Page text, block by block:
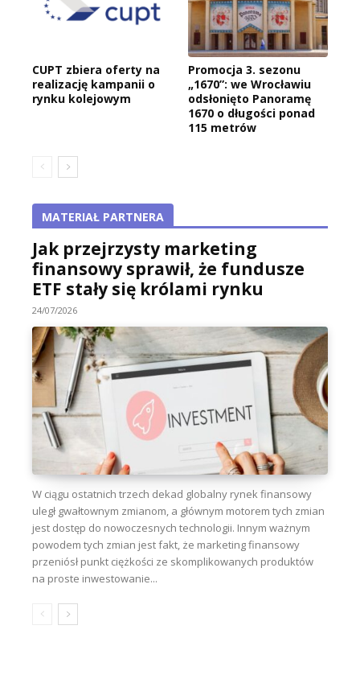
CUPT zbiera oferty na
realizację kampanii o
rynku kolejowym
Promocja 3. sezonu
„1670”: we Wrocławiu
odsłonięto Panoramę
1670 o długości ponad
115 metrów
MATERIAŁ PARTNERA
Jak przejrzysty marketing
finansowy sprawił, że fundusze
ETF stały się królami rynku
24/07/2026
W ciągu ostatnich trzech dekad globalny rynek finansowy
uległ gwałtownym zmianom, a głównym motorem tych zmian
jest dostęp do nowoczesnych technologii. Innym ważnym
powodem tych zmian jest fakt, że marketing finansowy
przeniósł punkt ciężkości ze skomplikowanych produktów
na proste inwestowanie...